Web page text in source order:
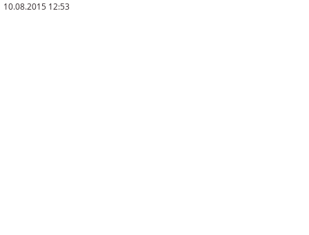
10.08.2015 12:53